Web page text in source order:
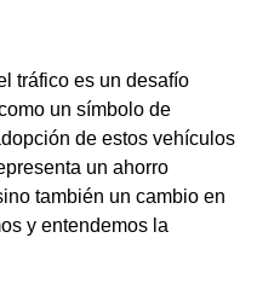
tráfico es un desafío
un símbolo de
de estos vehículos
un ahorro
también un cambio en
y entendemos la